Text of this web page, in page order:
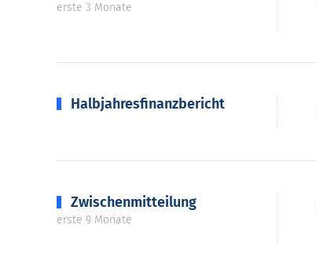
erste 3 Monate
Halbjahresfinanzbericht
Zwischenmitteilung
erste 9 Monate